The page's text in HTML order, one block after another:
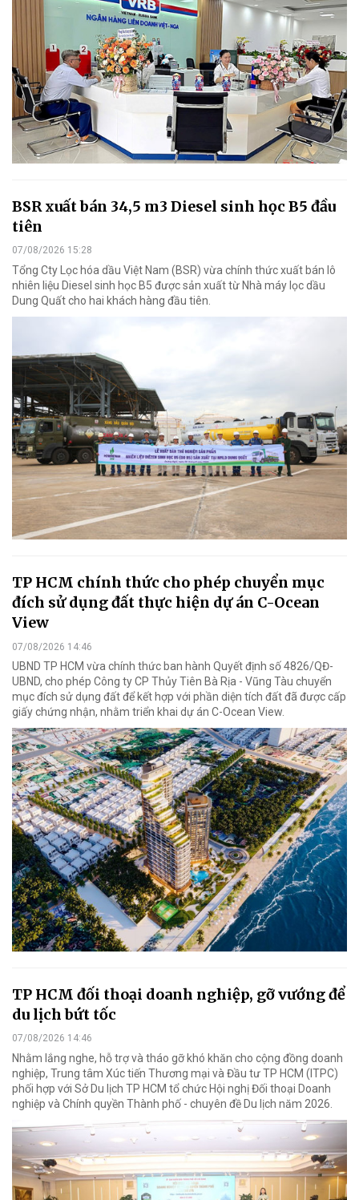
BSR xuất bán 34,5 m3 Diesel sinh học B5 đầu
tiên
07/08/2026 15:28
Tổng Cty Lọc hóa dầu Việt Nam (BSR) vừa chính thức xuất bán lô
nhiên liệu Diesel sinh học B5 được sản xuất từ Nhà máy lọc dầu
Dung Quất cho hai khách hàng đầu tiên.
TP HCM chính thức cho phép chuyển mục
đích sử dụng đất thực hiện dự án C-Ocean
View
07/08/2026 14:46
UBND TP HCM vừa chính thức ban hành Quyết định số 4826/QĐ-
UBND, cho phép Công ty CP Thủy Tiên Bà Rịa - Vũng Tàu chuyển
mục đích sử dụng đất để kết hợp với phần diện tích đất đã được cấp
giấy chứng nhận, nhằm triển khai dự án C-Ocean View.
TP HCM đối thoại doanh nghiệp, gỡ vướng để
du lịch bứt tốc
07/08/2026 14:46
Nhằm lắng nghe, hỗ trợ và tháo gỡ khó khăn cho cộng đồng doanh
nghiệp, Trung tâm Xúc tiến Thương mại và Đầu tư TP HCM (ITPC)
phối hợp với Sở Du lịch TP HCM tổ chức Hội nghị Đối thoại Doanh
nghiệp và Chính quyền Thành phố - chuyên đề Du lịch năm 2026.